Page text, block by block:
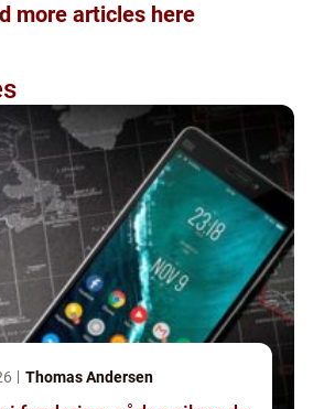
more articles here
Thomas Andersen